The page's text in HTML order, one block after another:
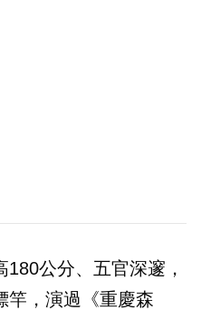
公分、五官深邃，
竿，演過《重慶森